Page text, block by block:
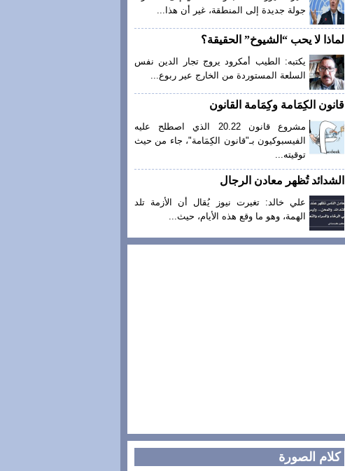
جولة جديدة إلى المنطقة، غير أن هذا...
لماذا لا يحب “الشيوخ” الحقيقة؟
يكتبه: الطيب أمكرود يروج تجار الدين نفس
السلعة المستوردة من الخارج عير ربوع...
قانون الكِمَامة وكِمَامة القانون
مشروع قانون 20.22 الذي اصطلح عليه
الفيسبوكيون بـ"قانون الكِمَامة"، جاء من حيث
توقيته...
الشدائد تُظهر معادن الرجال
علي خالد: تغيرت نيوز يُقال أن الأزمة تلد
الهمة، وهو ما وقع هذه الأيام، حيث...
كلام الصورة